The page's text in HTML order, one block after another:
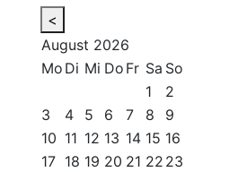
<
August 2026
Mo Di Mi Do Fr Sa So
1
2
3
4 5 6 7 8
9
10 11 12 13 14 15 16
17 18 19 20 21 22 23